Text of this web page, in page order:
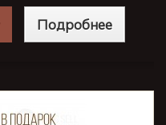
Подробнее